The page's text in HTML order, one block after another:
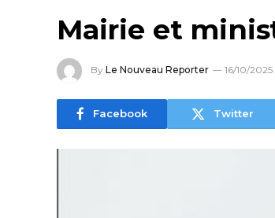
Mairie et
By Le Nouveau Reporter 16/10/2025
Facebook Twitter